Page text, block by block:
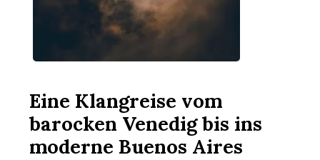
Eine Klangreise vom
barocken Venedig bis ins
moderne Buenos Aires